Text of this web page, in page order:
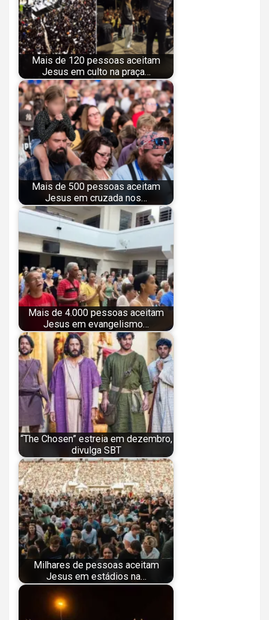
Mais de 120 pessoas aceitam
Jesus em culto na praça…
Mais de 500 pessoas aceitam
Jesus em cruzada nos…
Mais de 4.000 pessoas aceitam
Jesus em evangelismo…
“The Chosen” estreia em dezembro,
divulga SBT
Milhares de pessoas aceitam
Jesus em estádios na…